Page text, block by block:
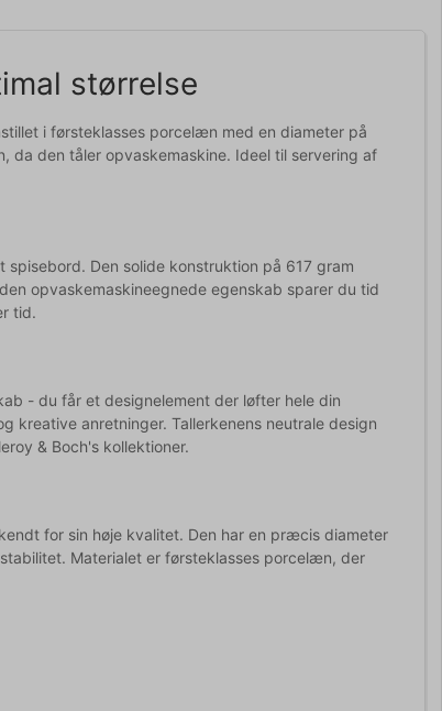
størrelse
i førsteklasses porcelæn med en diameter på
da den tåler opvaskemaskine. Ideel til servering af
Den solide konstruktion på 617 gram
opvaskemaskineegnede egenskab sparer du tid
tid.
- du får et designelement der løfter hele din
kreative anretninger. Tallerkenens neutrale design
& Boch's kollektioner.
for sin høje kvalitet. Den har en præcis diameter
Materialet er førsteklasses porcelæn, der